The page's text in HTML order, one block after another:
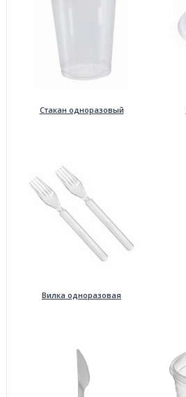
Стакан одноразовый
Вилка одноразовая